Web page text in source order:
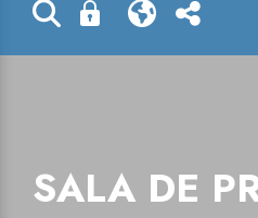
SALA DE